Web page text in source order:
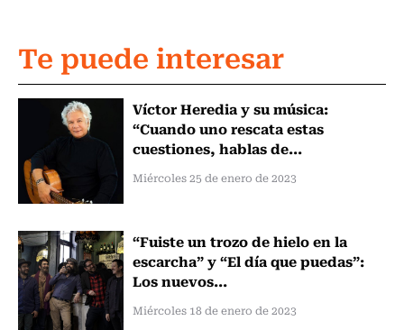
Te puede interesar
Víctor Heredia y su música:
“Cuando uno rescata estas
cuestiones, hablas de...
Miércoles 25 de enero de 2023
“Fuiste un trozo de hielo en la
escarcha” y “El día que puedas”:
Los nuevos...
Miércoles 18 de enero de 2023